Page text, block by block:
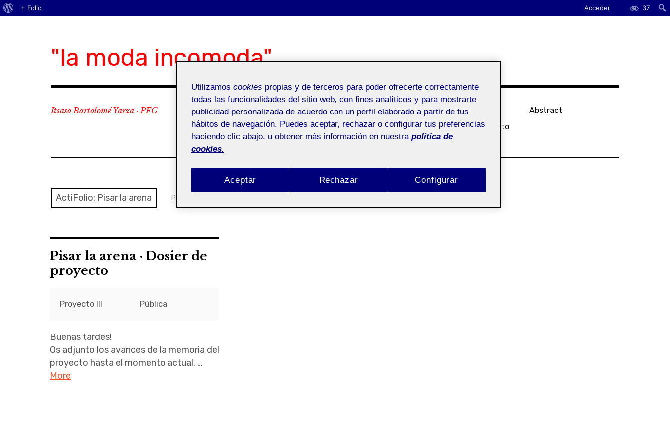
"la moda incomoda"
Itsaso Bartolomé Yarza · PFG
Bio
Anexos
Statement
Dosier de Proyecto
Abstract
ActiFolio: Pisar la arena Pisar la arena
Pisar la arena · Dosier de
proyecto
Proyecto III Pública
Buenas tardes!
Os adjunto los avances de la memoria del
proyecto hasta el momento actual. …
More
Acerca
+ Folio Acceder 37
Utilizamos cookies propias y de terceros para poder ofrecerte correctamente
todas las funcionalidades del sitio web, con fines analíticos y para mostrarte
publicidad personalizada de acuerdo con un perfil elaborado a partir de tus
hábitos de navegación. Puedes aceptar, rechazar o configurar tus preferencias
haciendo clic abajo, u obtener más información en nuestra política de
cookies.
Rechazar
Aceptar Configurar